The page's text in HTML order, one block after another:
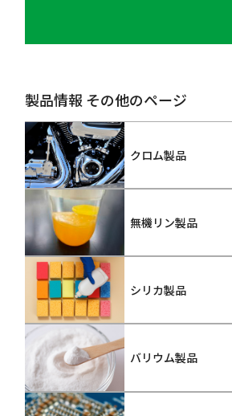
製品情報 その他のページ
クロム製品
無機リン製品
シリカ製品
バリウム製品